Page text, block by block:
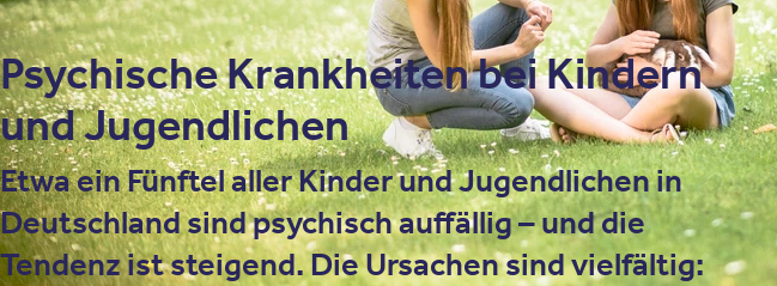
Psychische Krankheiten bei Kindern
und Jugendlichen
Etwa ein Fünftel aller Kinder und Jugendlichen in
Deutschland sind psychisch auffällig – und die
Tendenz ist steigend. Die Ursachen sind vielfältig: